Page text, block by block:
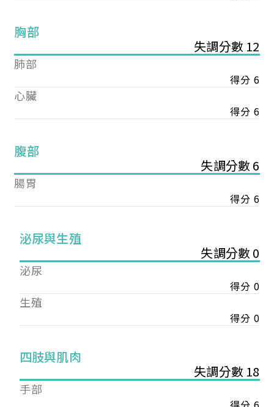
胸部
失調分數 12
肺部
得分 6
心臟
得分 6
腹部
失調分數 6
腸胃
得分 6
泌尿與生殖
失調分數 0
泌尿
得分 0
生殖
得分 0
四肢與肌肉
失調分數 18
手部
您已成功送出會員申請
您好，您的會員申請，已成功送出，經本協會理事
會審核通過後即通知您進行繳費，繳費資訊如下